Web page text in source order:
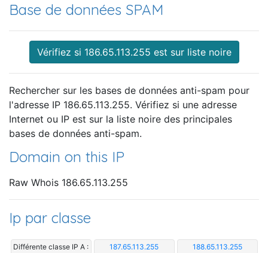
Base de données SPAM
Vérifiez si 186.65.113.255 est sur liste noire
Rechercher sur les bases de données anti-spam pour
l'adresse IP 186.65.113.255. Vérifiez si une adresse
Internet ou IP est sur la liste noire des principales
bases de données anti-spam.
Domain on this IP
Raw Whois 186.65.113.255
Ip par classe
Différente classe IP A : 187.65.113.255 188.65.113.255